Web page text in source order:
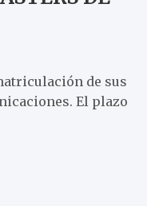
de sus
El plazo